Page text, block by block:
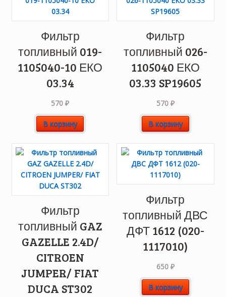
Фильтр
топливный 019-
1105040-10 ЕКО
03.34
570₽
В корзину
Фильтр
топливный 026-
1105040 ЕКО
03.33 SP19605
570 ₽
В корзину
Фильтр
топливный GAZ
GAZELLE 2.4D/
CITROEN
JUMPER/ FIAT
DUCA ST302
Фильтр
топливный ДВС
ДФТ 1612 (020-
1117010)
650 ₽
В корзину